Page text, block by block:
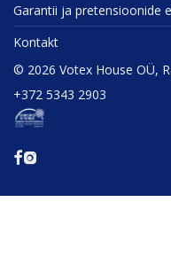
Garantii ja preten­sioonide
Kontakt
© 2026 Votex House OÜ,
+372 5343 2903